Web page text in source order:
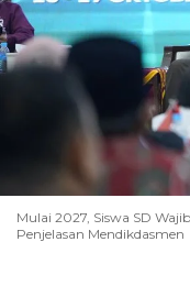
Mulai 2027, Siswa SD
Penjelasan Mendikdasmen